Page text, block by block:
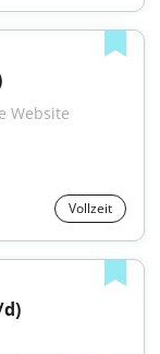
Website
Vollzeit